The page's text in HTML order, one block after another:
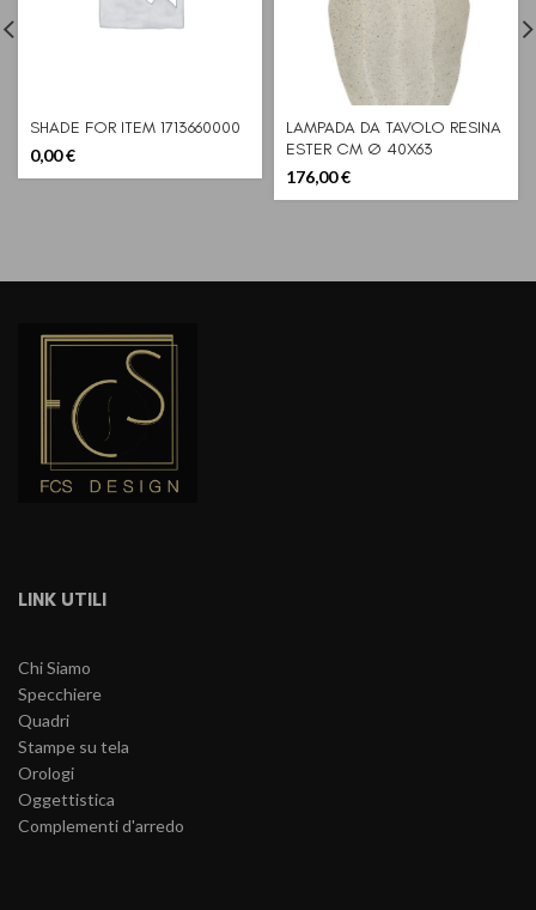
SHADE FOR ITEM 1713660000
0,00€
LAMPADA DA TAVOLO RESINA
ESTER CM Ø 40X63
176,00€
LINK UTILI
Chi Siamo
Specchiere
Quadri
Stampe su tela
Orologi
Oggettistica
Complementi d'arredo